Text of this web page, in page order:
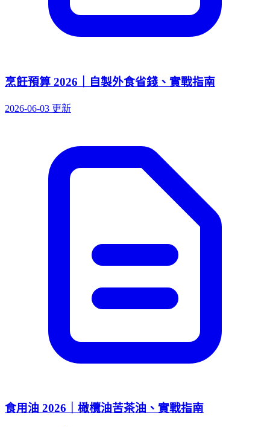
烹飪預算 2026｜自製外食省錢、實戰指南
2026-06-03 更新
食用油 2026｜橄欖油苦茶油、實戰指南